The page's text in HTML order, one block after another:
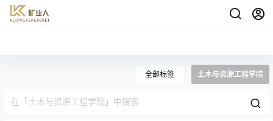
全部标签 土木与资源工程学院